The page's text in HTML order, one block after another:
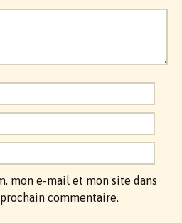
mon e-mail et mon site dans
commentaire.